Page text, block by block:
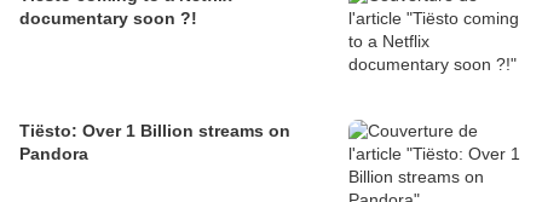
documentary soon ?!
Tiësto: Over 1 Billion streams on
Pandora